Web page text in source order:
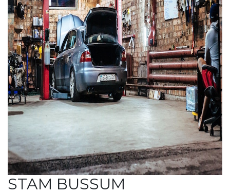
STAM BUSSUM